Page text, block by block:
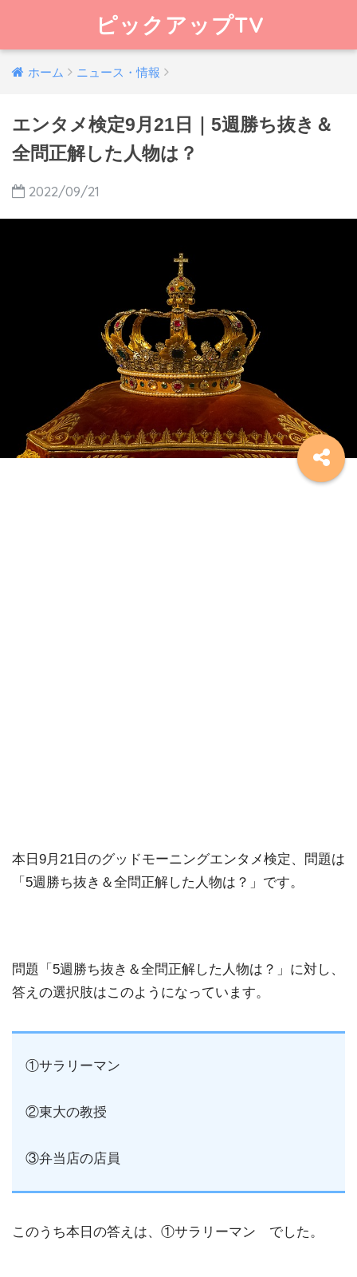
ピックアップTV
ホーム ニュース・情報
エンタメ検定9月21日｜5週勝ち抜き＆
全問正解した人物は？
2022/09/21
本日9月21日のグッドモーニングエンタメ検定、問題は
「5週勝ち抜き＆全問正解した人物は？」です。
問題「5週勝ち抜き＆全問正解した人物は？」に対し、
答えの選択肢はこのようになっています。
①サラリーマン
②東大の教授
③弁当店の店員
このうち本日の答えは、①サラリーマン でした。